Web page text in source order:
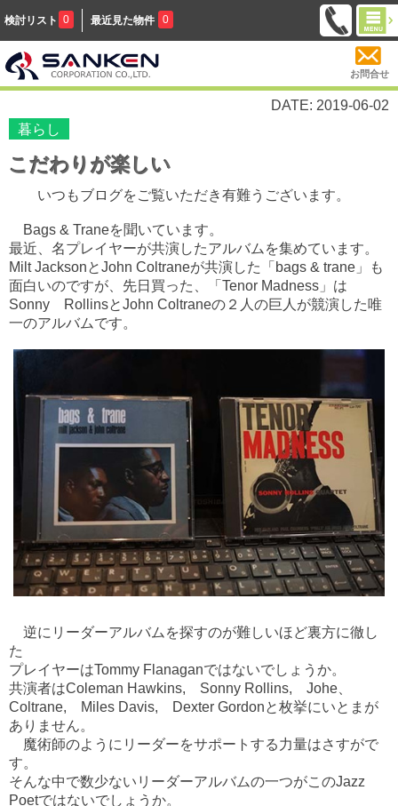
検討リスト 0 最近見た物件 0
お問合せ
DATE: 2019-06-02
暮らし
こだわりが楽しい
いつもブログをご覧いただき有難うございます。
Bags & Traneを聞いています。
最近、名プレイヤーが共演したアルバムを集めています。
Milt JacksonとJohn Coltraneが共演した「bags & trane」も
面白いのですが、先日買った、
「 Tenor Madness」は
Sonny RollinsとJohn Coltraneの２人の巨人が競演した唯
一のアルバムです。
逆にリーダーアルバムを探すのが難しいほど裏方に徹し
た
プレイヤーはTommy Flanaganではないでしょうか。
共演者はColeman Hawkins, Sonny Rollins, Johe、
Coltrane, Miles Davis, Dexter Gordonと枚挙にいとまが
ありません。
魔術師のようにリーダーをサポートする力量はさすがで
す。
そんな中で数少ないリーダーアルバムの一つがこのJazz
Poetではないでしょうか。